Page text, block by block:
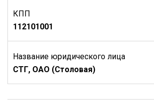
КПП
112101001
Название юридического лица
СТГ, ОАО (Столовая)